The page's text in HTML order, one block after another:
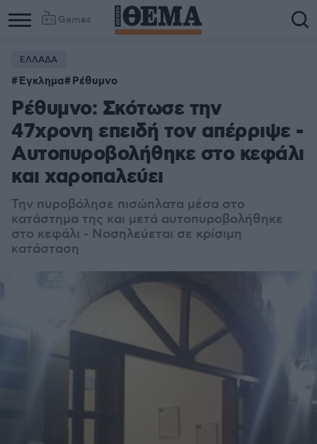
Games
ΕΛΛΑΔΑ
Έγκλημα Ρέθυμνο
Ρέθυμνο: Σκότωσε την
47χρονη επειδή τον απέρριψε -
Αυτοπυροβολήθηκε στο κεφάλι
και χαροπαλεύει
Την πυροβόλησε πισώπλατα μέσα στο
κατάστημα της και μετά αυτοπυροβολήθηκε
στο κεφάλι - Νοσηλεύεται σε κρίσιμη
κατάσταση